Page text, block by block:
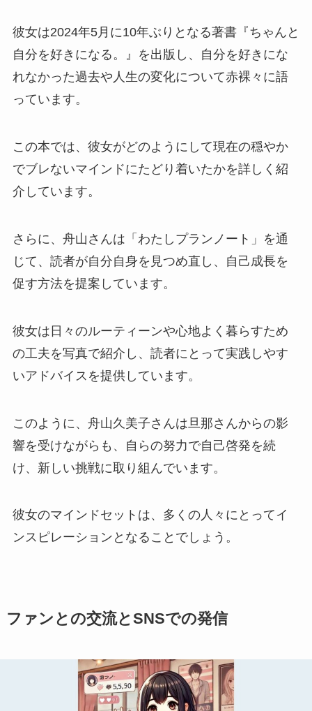
彼女は2024年5月に10年ぶりとなる著書『ちゃんと
自分を好きになる。』を出版し、自分を好きにな
れなかった過去や人生の変化について赤裸々に語
っています。
この本では、彼女がどのようにして現在の穏やか
でブレないマインドにたどり着いたかを詳しく紹
介しています。
さらに、舟山さんは「わたしプランノート」を通
じて、読者が自分自身を見つめ直し、自己成長を
促す方法を提案しています。
彼女は日々のルーティーンや心地よく暮らすため
の工夫を写真で紹介し、読者にとって実践しやす
いアドバイスを提供しています。
このように、舟山久美子さんは旦那さんからの影
響を受けながらも、自らの努力で自己啓発を続
け、新しい挑戦に取り組んでいます。
彼女のマインドセットは、多くの人々にとってイ
ンスピレーションとなることでしょう。
ファンとの交流とSNSでの発信